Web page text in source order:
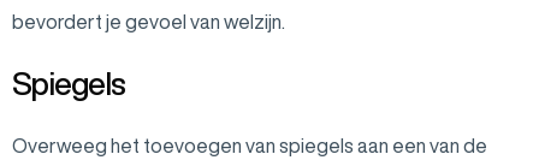
bevordert je gevoel van welzijn.
Spiegels
Overweeg het toevoegen van spiegels aan een van de